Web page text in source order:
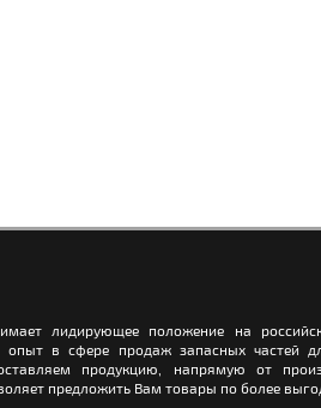
лидирующее положение на
в сфере продаж запасных частей
продукцию, напрямую от
предложить Вам товары по более